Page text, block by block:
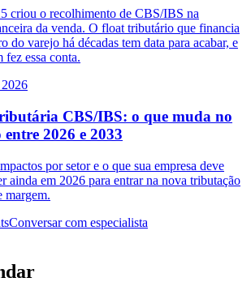
criou o recolhimento de CBS/IBS na
da venda. O float tributário que financia
do varejo há décadas tem data para acabar, e
fez essa conta.
CBS/IBS: o que muda no
entre 2026 e 2033
por setor e o que sua empresa deve
ainda em 2026 para entrar na nova tributação
margem.
Conversar com especialista